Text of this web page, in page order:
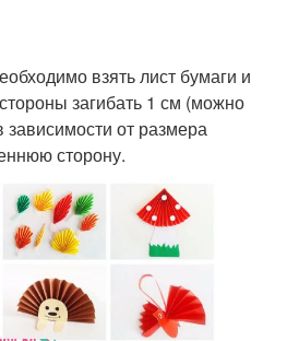
Поделки с малышами
Поделка для детей
взять лист бумаги и
загибать 1 см (можно
от размера
сторону.